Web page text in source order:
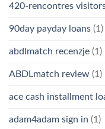
420-rencontres
90day payday loans (1)
abdlmatch recenzje (1)
ABDLmatch review (1)
ace cash installment
adam4adam sign in (1)